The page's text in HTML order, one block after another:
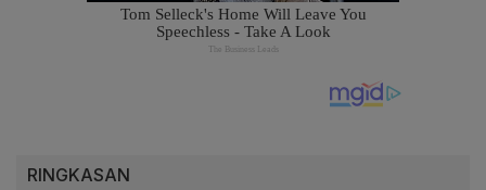
RINGKASAN